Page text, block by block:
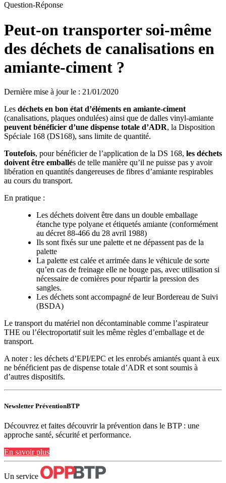
Question-Réponse
Peut-on transporter soi-même
des déchets de canalisations en
amiante-ciment ?
Dernière mise à jour le : 21/01/2020
Les déchets en bon état d’éléments en amiante-ciment
(canalisations, plaques ondulées) ainsi que de dalles vinyl-amiante
peuvent bénéficier d’une dispense totale d’ADR, la Disposition
Spéciale 168 (DS168), sans limite de quantité.
Toutefois, pour bénéficier de l’application de la DS 168, les déchets
doivent être emballés de telle manière qu’il ne puisse pas y avoir
libération en quantités dangereuses de fibres d’amiante respirables
au cours du transport.
En pratique :
Les déchets doivent être dans un double emballage
étanche type polyane et étiquetés amiante (conformément
au décret 88-466 du 28 avril 1988)
Ils sont fixés sur une palette et ne dépassent pas de la
palette
La palette est calée et arrimée dans le véhicule de sorte
qu’en cas de freinage elle ne bouge pas, avec utilisation si
nécessaire de cornières pour répartir la pression des
sangles.
Les déchets sont accompagné de leur Bordereau de Suivi
(BSDA)
Le transport du matériel non décontaminable comme l’aspirateur
THE ou l’électroportatif suit les même règles d’emballage et de
transport.
A noter : les déchets d’EPI/EPC et les enrobés amiantés quant à eux
ne bénéficient pas de dispense totale d’ADR et sont soumis à
d’autres dispositifs.
Newsletter PréventionBTP
Découvrez et faites découvrir la prévention dans le BTP : une
approche santé, sécurité et performance.
En savoir plus
Un service